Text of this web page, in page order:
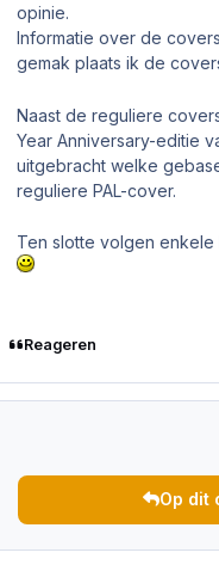
opinie.
Informatie over de
gemak plaats ik de
Naast de reguliere
Year Anniversary-editie
uitgebracht welke
reguliere PAL-cover.
Ten slotte volgen
Reageren
Op dit